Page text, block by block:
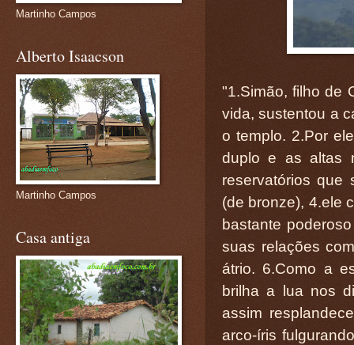
"1.Simão, filho de
vida, sustentou a
o templo. 2.Por
duplo e as altas
reservatórios que
(de bronze), 4.ele
bastante
suas relações
átrio. 6.Como a
brilha a lua nos
assim
arco-íris
Martinho Campos
Alberto Isaacson
Martinho Campos
Casa antiga